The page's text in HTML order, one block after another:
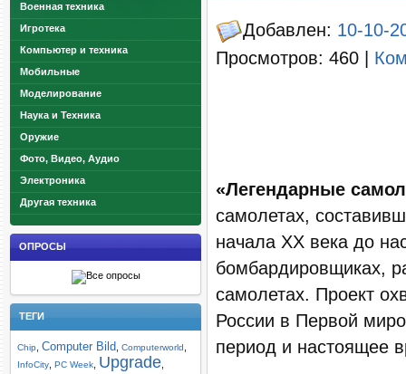
Военная техника
Игротека
Компьютер и техника
Мобильные
Моделирование
Наука и Техника
Оружие
Фото, Видео, Аудио
Электроника
Другая техника
ОПРОСЫ
ТЕГИ
Chip Computer Bild Computerworld
InfoCity PC Week Upgrade
Добавлен: 10-10-
Просмотров: 460 |
«Легендарные
самолетах,
начала XX века до
бомбардировщиках,
самолетах. Проект
России в Первой
период и настоящее